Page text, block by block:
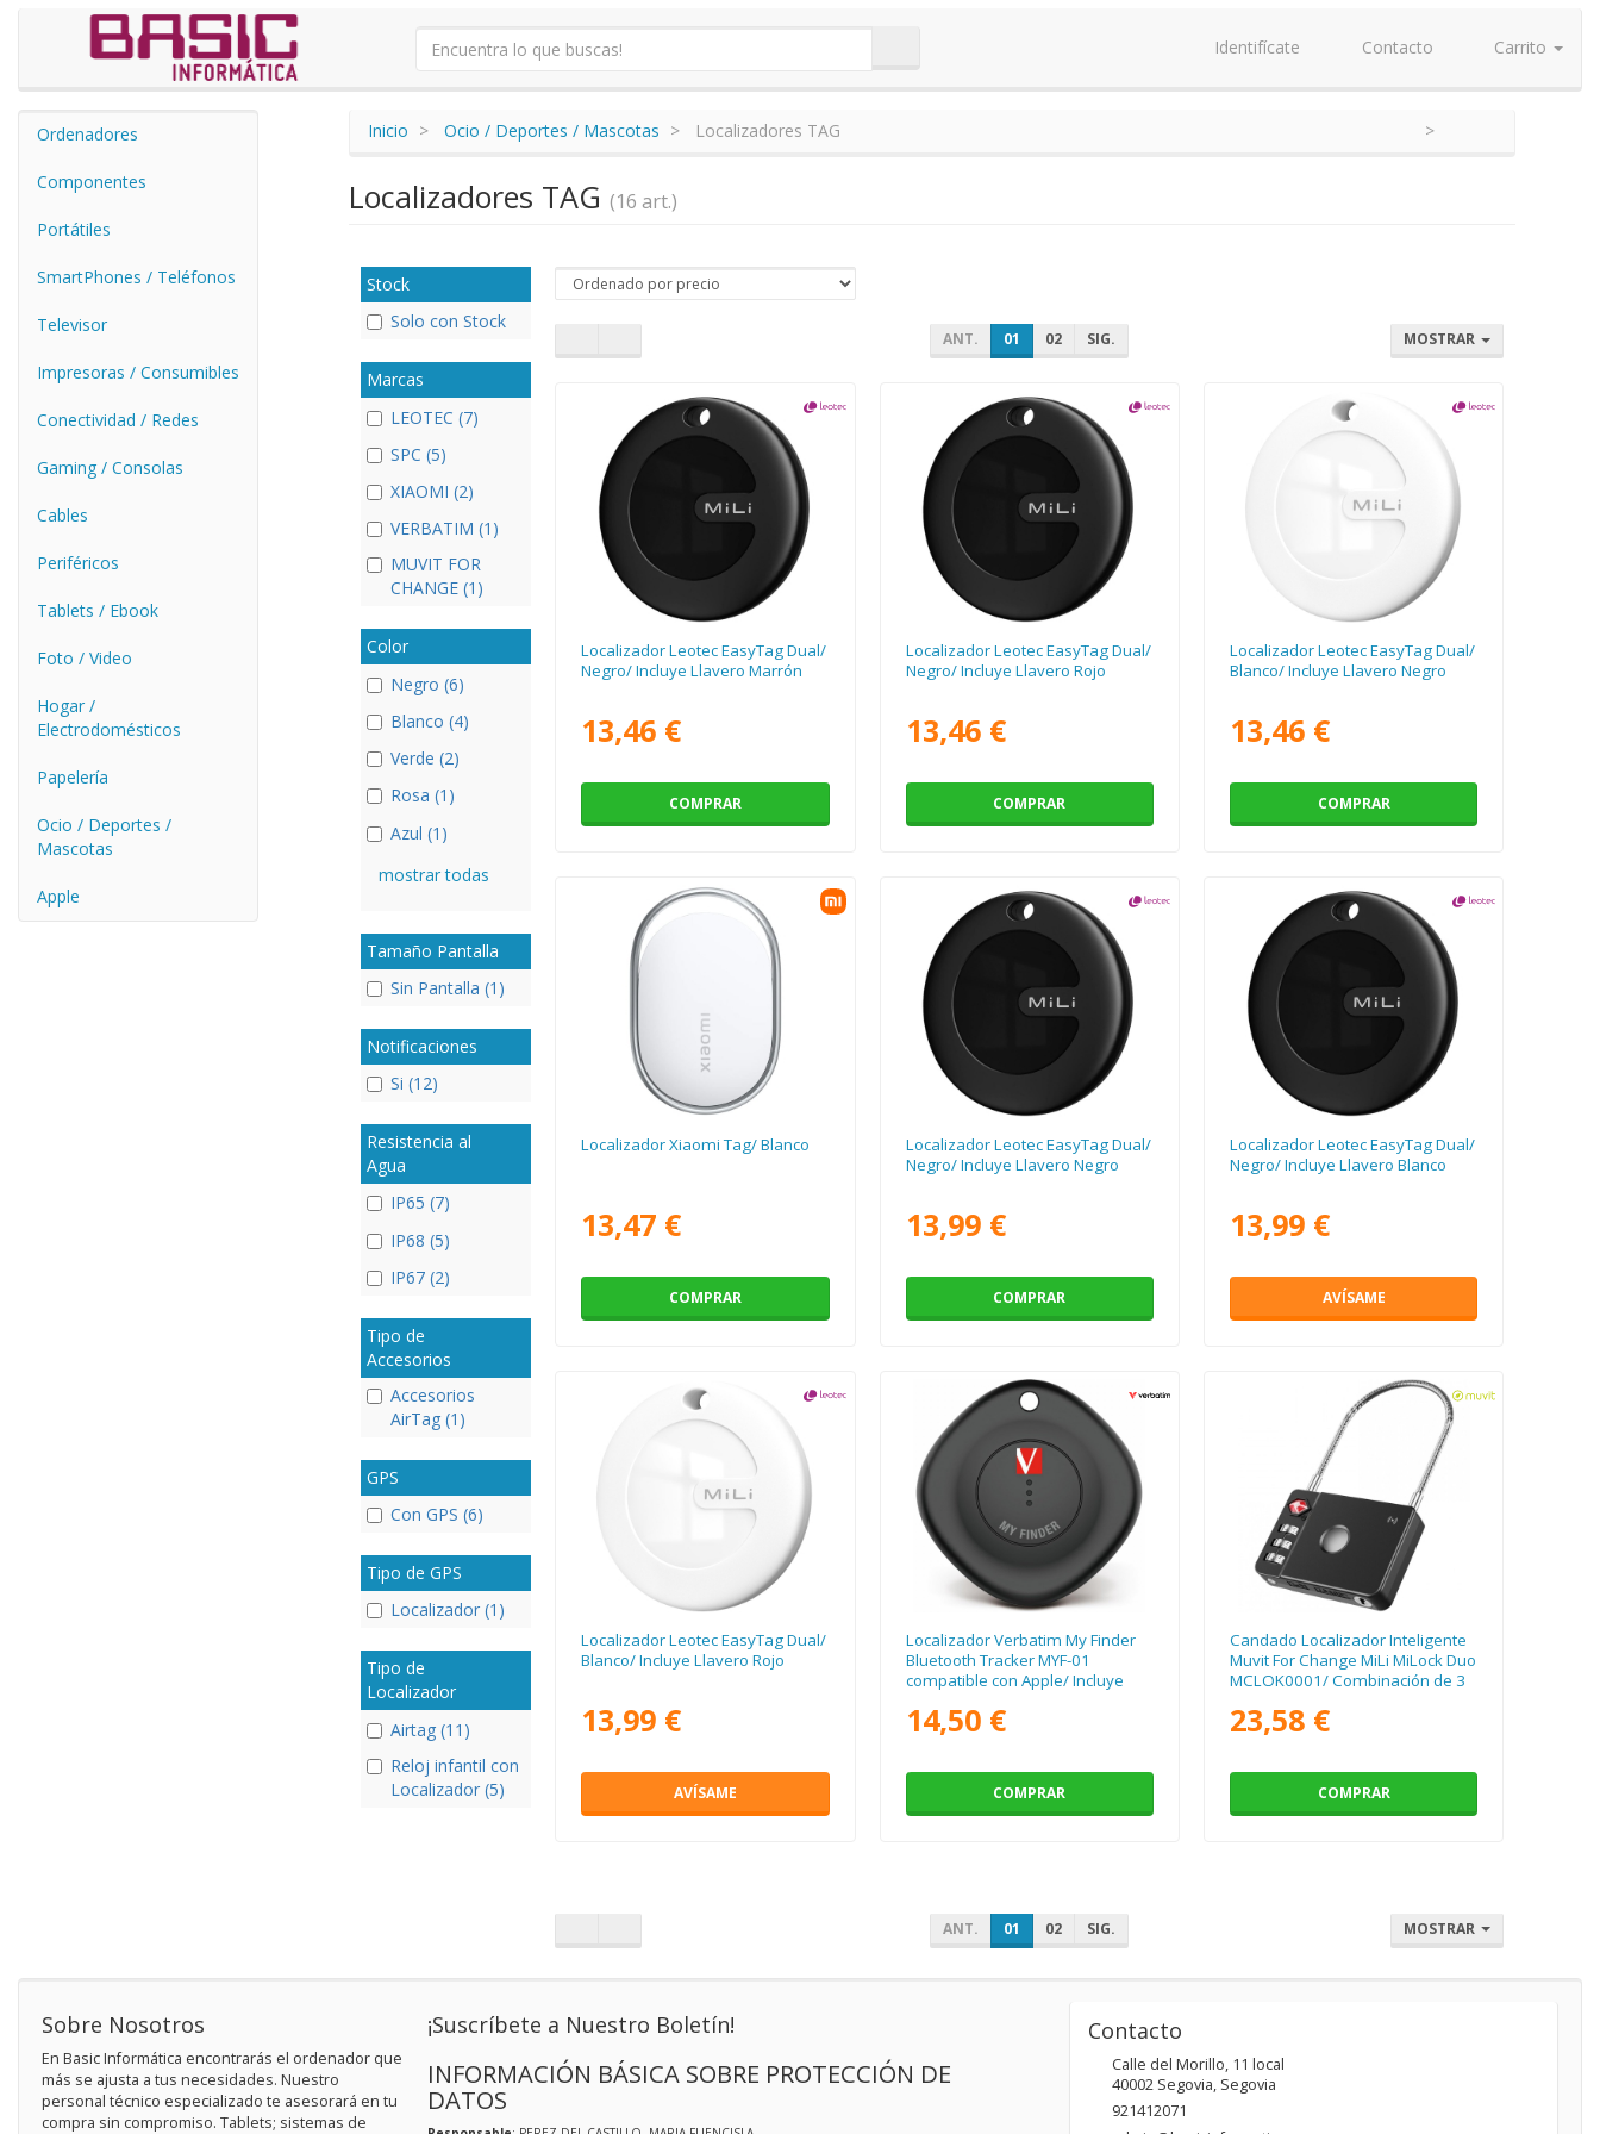
Identifícate Contacto Carrito
Ordenadores
Componentes
Portátiles
SmartPhones / Teléfonos
Televisor
Impresoras / Consumibles
Conectividad / Redes
Gaming / Consolas
Cables
Periféricos
Tablets / Ebook
Foto / Video
Hogar /
Electrodomésticos
Papelería
Ocio / Deportes /
Mascotas
Apple
Inicio Ocio / Deportes / Mascotas Localizadores TAG
Localizadores TAG (16 art.)
Stock
Solo con Stock
Marcas
LEOTEC (7)
SPC (5)
XIAOMI (2)
VERBATIM (1)
MUVIT FOR
CHANGE (1)
Color
Negro (6)
Blanco (4)
Verde (2)
Rosa (1)
Azul (1)
mostrar todas
Tamaño Pantalla
Sin Pantalla (1)
Notificaciones
Si (12)
Resistencia al
Agua
IP65 (7)
IP68 (5)
IP67 (2)
Tipo de
Accesorios
Accesorios
AirTag (1)
GPS
Con GPS (6)
Tipo de GPS
Localizador (1)
Tipo de
Localizador
Airtag (11)
Reloj infantil con
Localizador (5)
ANT. 01 02 SIG. MOSTRAR
Localizador Leotec EasyTag Dual/
Negro/ Incluye Llavero Marrón
13,46 €
COMPRAR
Localizador Leotec EasyTag Dual/
Negro/ Incluye Llavero Rojo
13,46 €
COMPRAR
Localizador Leotec EasyTag Dual/
Blanco/ Incluye Llavero Negro
13,46 €
COMPRAR
Localizador Xiaomi Tag/ Blanco
13,47 €
COMPRAR
Localizador Leotec EasyTag Dual/
Negro/ Incluye Llavero Negro
13,99 €
COMPRAR
Localizador Leotec EasyTag Dual/
Negro/ Incluye Llavero Blanco
13,99 €
AVÍSAME
Localizador Leotec EasyTag Dual/
Blanco/ Incluye Llavero Rojo
13,99 €
AVÍSAME
Localizador Verbatim My Finder
Bluetooth Tracker MYF-01
compatible con Apple/ Incluye
14,50 €
COMPRAR
Candado Localizador Inteligente
Muvit For Change MiLi MiLock Duo
MCLOK0001/ Combinación de 3
23,58 €
COMPRAR
ANT. 01 02 SIG. MOSTRAR
Sobre Nosotros
En Basic Informática encontrarás el ordenador que
más se ajusta a tus necesidades. Nuestro
personal técnico especializado te asesorará en tu
compra sin compromiso. Tablets; sistemas de
¡Suscríbete a Nuestro Boletín!
INFORMACIÓN BÁSICA SOBRE PROTECCIÓN DE
DATOS
Contacto
Calle del Morillo, 11 local
40002 Segovia, Segovia
921412071